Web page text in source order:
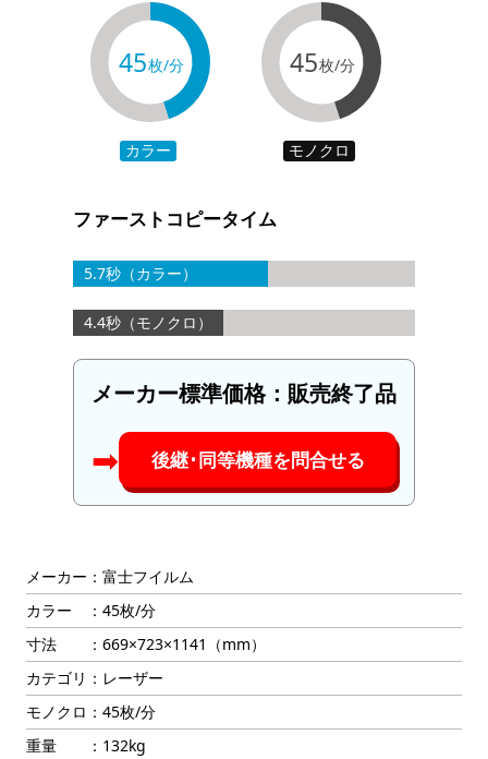
45枚/分
カラー
45枚/分
モノクロ
ファーストコピータイム
5.7秒（カラー）
4.4秒（モノクロ）
メーカー標準価格： 販売終了品
➡︎ 後継･同等機種を問合せる
メーカー：富士フイルム
カラー ：45枚/分
寸法 ：669×723×1141（mm）
カテゴリ：レーザー
モノクロ：45枚/分
重量 ：132kg